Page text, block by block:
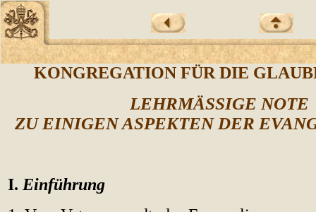
KONGREGATION FÜR DIE
LEHRMÄSSIGE NOTE
ZU EINIGEN ASPEKTEN DER
I. Einführung